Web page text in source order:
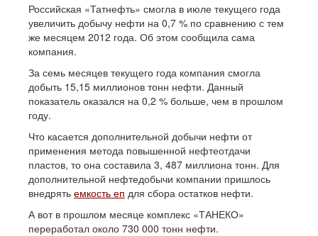
Российская «Татнефть» смогла в июле текущего года
увеличить добычу нефти на 0,7 % по сравнению с тем
же месяцем 2012 года. Об этом сообщила сама
компания.
За семь месяцев текущего года компания смогла
добыть 15,15 миллионов тонн нефти. Данный
показатель оказался на 0,2 % больше, чем в прошлом
году.
Что касается дополнительной добычи нефти от
применения метода повышенной нефтеотдачи
пластов, то она составила 3, 487 миллиона тонн. Для
дополнительной нефтедобычи компании пришлось
внедрять емкость еп для сбора остатков нефти.
А вот в прошлом месяце комплекс «ТАНЕКО»
переработал около 730 000 тонн нефти.